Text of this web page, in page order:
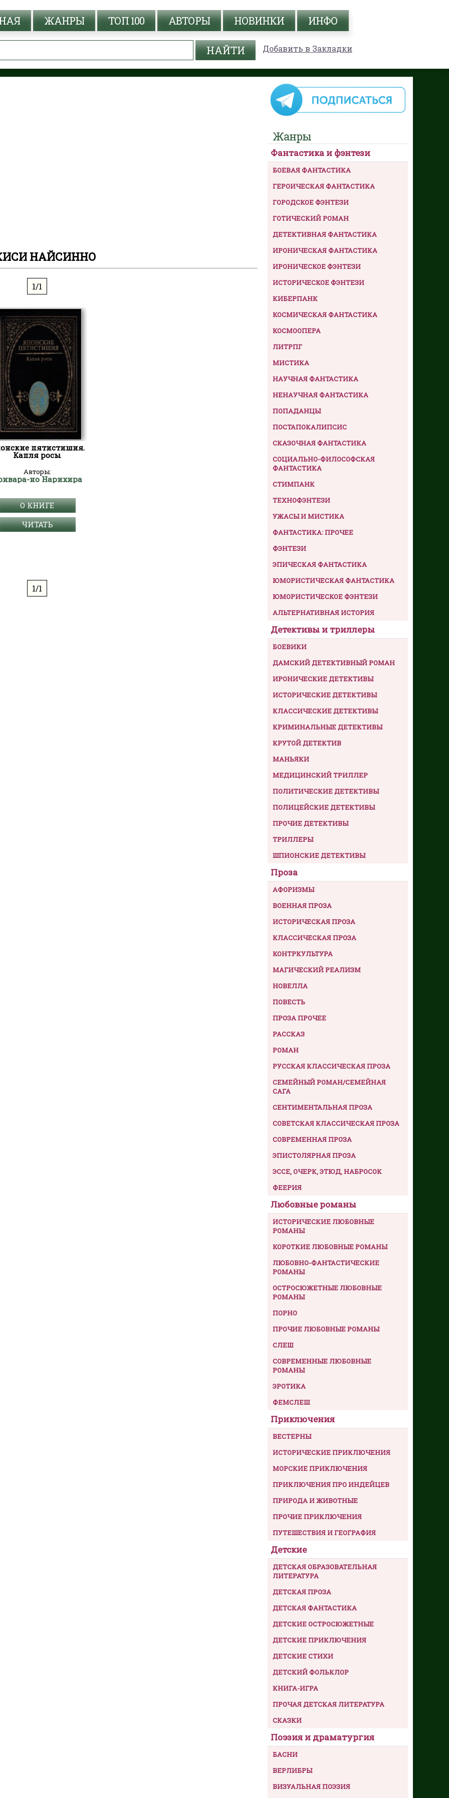
ЖАНРЫ ТОП 100 АВТОРЫ НОВИНКИ ИНФО
Добавить в Закладки
НАЙСИННО
1/1
пятистишия.
Капля росы
Авторы:
но Нарихира
О КНИГЕ
ЧИТАТЬ
1/1
Жанры
Фантастика и фэнтези
БОЕВАЯ ФАНТАСТИКА
ГЕРОИЧЕСКАЯ ФАНТАСТИКА
ГОРОДСКОЕ ФЭНТЕЗИ
ГОТИЧЕСКИЙ РОМАН
ДЕТЕКТИВНАЯ ФАНТАСТИКА
ИРОНИЧЕСКАЯ ФАНТАСТИКА
ИРОНИЧЕСКОЕ ФЭНТЕЗИ
ИСТОРИЧЕСКОЕ ФЭНТЕЗИ
КИБЕРПАНК
КОСМИЧЕСКАЯ ФАНТАСТИКА
КОСМООПЕРА
ЛИТРПГ
МИСТИКА
НАУЧНАЯ ФАНТАСТИКА
НЕНАУЧНАЯ ФАНТАСТИКА
ПОПАДАНЦЫ
ПОСТАПОКАЛИПСИС
СКАЗОЧНАЯ ФАНТАСТИКА
СОЦИАЛЬНО-ФИЛОСОФСКАЯ
ФАНТАСТИКА
СТИМПАНК
ТЕХНОФЭНТЕЗИ
УЖАСЫ И МИСТИКА
ФАНТАСТИКА: ПРОЧЕЕ
ФЭНТЕЗИ
ЭПИЧЕСКАЯ ФАНТАСТИКА
ЮМОРИСТИЧЕСКАЯ ФАНТАСТИКА
ЮМОРИСТИЧЕСКОЕ ФЭНТЕЗИ
АЛЬТЕРНАТИВНАЯ ИСТОРИЯ
Детективы и триллеры
БОЕВИКИ
ДАМСКИЙ ДЕТЕКТИВНЫЙ РОМАН
ИРОНИЧЕСКИЕ ДЕТЕКТИВЫ
ИСТОРИЧЕСКИЕ ДЕТЕКТИВЫ
КЛАССИЧЕСКИЕ ДЕТЕКТИВЫ
КРИМИНАЛЬНЫЕ ДЕТЕКТИВЫ
КРУТОЙ ДЕТЕКТИВ
МАНЬЯКИ
МЕДИЦИНСКИЙ ТРИЛЛЕР
ПОЛИТИЧЕСКИЕ ДЕТЕКТИВЫ
ПОЛИЦЕЙСКИЕ ДЕТЕКТИВЫ
ПРОЧИЕ ДЕТЕКТИВЫ
ТРИЛЛЕРЫ
ШПИОНСКИЕ ДЕТЕКТИВЫ
Проза
АФОРИЗМЫ
ВОЕННАЯ ПРОЗА
ИСТОРИЧЕСКАЯ ПРОЗА
КЛАССИЧЕСКАЯ ПРОЗА
КОНТРКУЛЬТУРА
МАГИЧЕСКИЙ РЕАЛИЗМ
НОВЕЛЛА
ПОВЕСТЬ
ПРОЗА ПРОЧЕЕ
РАССКАЗ
РОМАН
РУССКАЯ КЛАССИЧЕСКАЯ ПРОЗА
СЕМЕЙНЫЙ РОМАН/СЕМЕЙНАЯ
САГА
СЕНТИМЕНТАЛЬНАЯ ПРОЗА
СОВЕТСКАЯ КЛАССИЧЕСКАЯ ПРОЗА
СОВРЕМЕННАЯ ПРОЗА
ЭПИСТОЛЯРНАЯ ПРОЗА
ЭССЕ, ОЧЕРК, ЭТЮД, НАБРОСОК
ФЕЕРИЯ
Любовные романы
ИСТОРИЧЕСКИЕ ЛЮБОВНЫЕ
РОМАНЫ
КОРОТКИЕ ЛЮБОВНЫЕ РОМАНЫ
ЛЮБОВНО-ФАНТАСТИЧЕСКИЕ
РОМАНЫ
ОСТРОСЮЖЕТНЫЕ ЛЮБОВНЫЕ
РОМАНЫ
ПОРНО
ПРОЧИЕ ЛЮБОВНЫЕ РОМАНЫ
СЛЕШ
СОВРЕМЕННЫЕ ЛЮБОВНЫЕ
РОМАНЫ
ЭРОТИКА
ФЕМСЛЕШ
Приключения
ВЕСТЕРНЫ
ИСТОРИЧЕСКИЕ ПРИКЛЮЧЕНИЯ
МОРСКИЕ ПРИКЛЮЧЕНИЯ
ПРИКЛЮЧЕНИЯ ПРО ИНДЕЙЦЕВ
ПРИРОДА И ЖИВОТНЫЕ
ПРОЧИЕ ПРИКЛЮЧЕНИЯ
ПУТЕШЕСТВИЯ И ГЕОГРАФИЯ
Детские
ДЕТСКАЯ ОБРАЗОВАТЕЛЬНАЯ
ЛИТЕРАТУРА
ДЕТСКАЯ ПРОЗА
ДЕТСКАЯ ФАНТАСТИКА
ДЕТСКИЕ ОСТРОСЮЖЕТНЫЕ
ДЕТСКИЕ ПРИКЛЮЧЕНИЯ
ДЕТСКИЕ СТИХИ
ДЕТСКИЙ ФОЛЬКЛОР
КНИГА-ИГРА
ПРОЧАЯ ДЕТСКАЯ ЛИТЕРАТУРА
СКАЗКИ
Поэзия и драматургия
БАСНИ
ВЕРЛИБРЫ
ВИЗУАЛЬНАЯ ПОЭЗИЯ